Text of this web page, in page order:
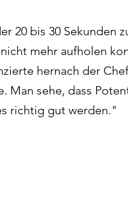
20 bis 30 Sekunden
mehr aufholen
hernach der
Man sehe, dass
richtig gut werden."